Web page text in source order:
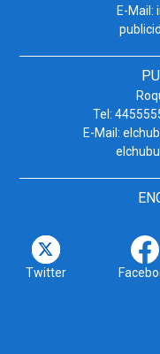
E-Mail:
Tel:
E-Mail:
Twitter